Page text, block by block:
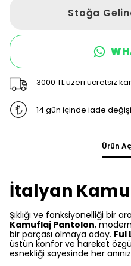
Stoğa
3000 TL üzeri ücretsiz
14 gün içinde iade
Ürün
İtalyan
Şıklığı ve fonksiyonelliği bir
Kamuflaj Pantolon,
bir parçası olmaya aday. Ful
üstün konfor ve hareket
esnekliği sayesinde her